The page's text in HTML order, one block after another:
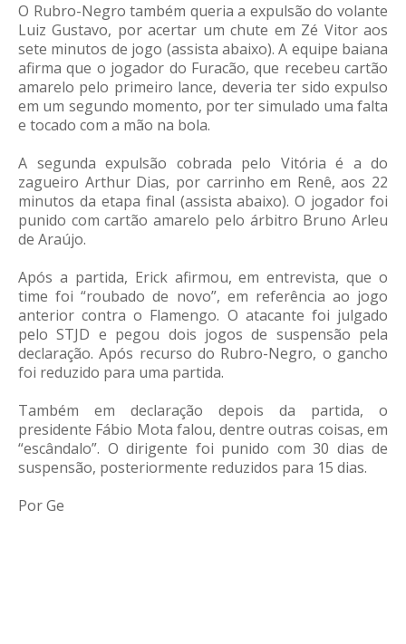
O Rubro-Negro também queria a expulsão do volante
Luiz Gustavo, por acertar um chute em Zé Vitor aos
sete minutos de jogo (assista abaixo). A equipe baiana
afirma que o jogador do Furacão, que recebeu cartão
amarelo pelo primeiro lance, deveria ter sido expulso
em um segundo momento, por ter simulado uma falta
e tocado com a mão na bola.
A segunda expulsão cobrada pelo Vitória é a do
zagueiro Arthur Dias, por carrinho em Renê, aos 22
minutos da etapa final (assista abaixo). O jogador foi
punido com cartão amarelo pelo árbitro Bruno Arleu
de Araújo.
Após a partida, Erick afirmou, em entrevista, que o
time foi “roubado de novo”, em referência ao jogo
anterior contra o Flamengo. O atacante foi julgado
pelo STJD e pegou dois jogos de suspensão pela
declaração. Após recurso do Rubro-Negro, o gancho
foi reduzido para uma partida.
Também em declaração depois da partida, o
presidente Fábio Mota falou, dentre outras coisas, em
“escândalo”. O dirigente foi punido com 30 dias de
suspensão, posteriormente reduzidos para 15 dias.
Por Ge